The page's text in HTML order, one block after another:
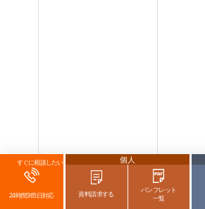
すぐに相談したい
24時間365日対応
個人
資料請求する
パンフレット
一覧